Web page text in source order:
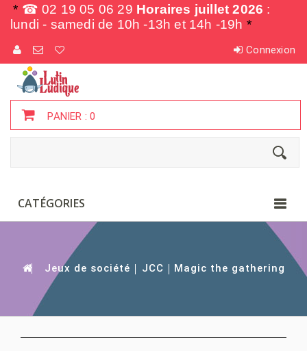
* ☎ 02 19 05 06 29 Horaires juillet 2026 :
lundi - samedi de 10h -13h et 14h -19h *
Connexion
PANIER :0
CATÉGORIES
Jeux de société JCC Magic the gathering